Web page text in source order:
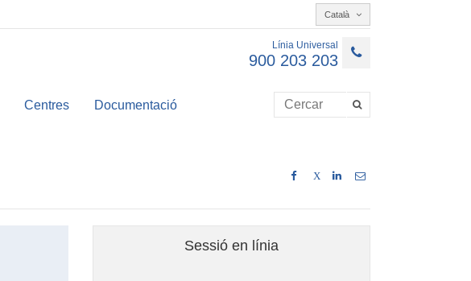
Català
Línia Universal
900 203 203
Centres Documentació
X
Sessió en línia